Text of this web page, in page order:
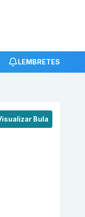
LEMBRETES
Bula